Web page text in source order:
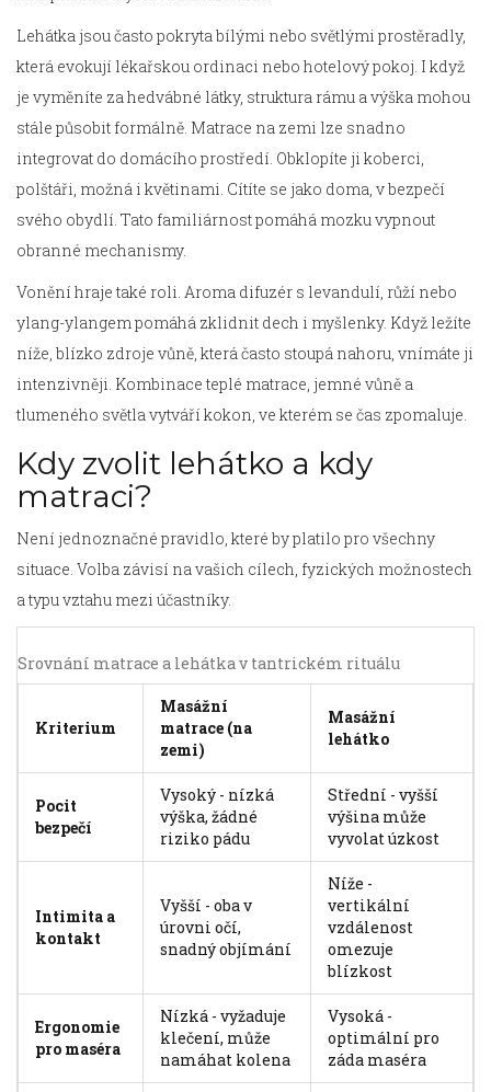
Lehátka jsou často pokryta bílými nebo světlými prostěradly,
která evokují lékařskou ordinaci nebo hotelový pokoj. I když
je vyměníte za hedvábné látky, struktura rámu a výška mohou
stále působit formálně. Matrace na zemi lze snadno
integrovat do domácího prostředí. Obklopíte ji koberci,
polštáři, možná i květinami. Cítíte se jako doma, v bezpečí
svého obydlí. Tato familiárnost pomáhá mozku vypnout
obranné mechanismy.
Vonění hraje také roli. Aroma difuzér s levandulí, růží nebo
ylang-ylangem pomáhá zklidnit dech i myšlenky. Když ležíte
níže, blízko zdroje vůně, která často stoupá nahoru, vnímáte ji
intenzivněji. Kombinace teplé matrace, jemné vůně a
tlumeného světla vytváří kokon, ve kterém se čas zpomaluje.
Kdy zvolit lehátko a kdy
matraci?
Není jednoznačné pravidlo, které by platilo pro všechny
situace. Volba závisí na vašich cílech, fyzických možnostech
a typu vztahu mezi účastníky.
Srovnání matrace a lehátka v tantrickém rituálu
Kriterium
Masážní
matrace (na
zemi)
Masážní
lehátko
Pocit
bezpečí
Vysoký - nízká
výška, žádné
riziko pádu
Střední - vyšší
výšina může
vyvolat úzkost
Intimita a
kontakt
Vyšší - oba v
úrovni očí,
snadný objímání
Níže -
vertikální
vzdálenost
omezuje
blízkost
Ergonomie
pro maséra
Nízká - vyžaduje
klečení, může
namáhat kolena
Vysoká -
optimální pro
záda maséra